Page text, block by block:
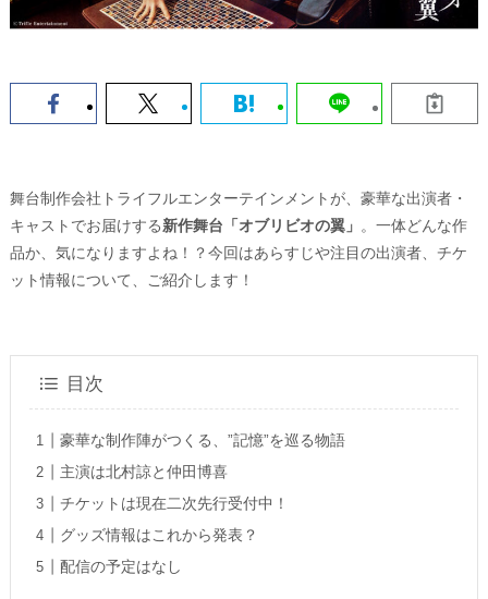
舞台制作会社トライフルエンターテインメントが、豪華な出演者・
キャストでお届けする新作舞台「オブリビオの翼」 。一体どんな作
品か、気になりますよね！？今回はあらすじや注目の出演者、チケ
ット情報について、ご紹介します！
目次
豪華な制作陣がつくる、”記憶”を巡る物語
主演は北村諒と仲田博喜
チケットは現在二次先行受付中！
グッズ情報はこれから発表？
配信の予定はなし